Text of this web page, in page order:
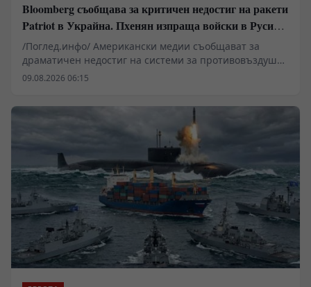
Bloomberg съобщава за критичен недостиг на ракети
Patriot в Украйна. Пхенян изпраща войски в Русия в
замяна на военни технологии
/Поглед.инфо/ Американски медии съобщават за
драматичен недостиг на системи за противовъздушна
отбрана в Киев, който принуждава западните
изток, украинската инфраструктура остава уязвима за
балистични удари. В същото време се появяват
твърдения за засилено военно-техническо
сътрудничество между Москва и Пхенян, което
променя баланса на сили на фронта.
09.08.2026 06:15